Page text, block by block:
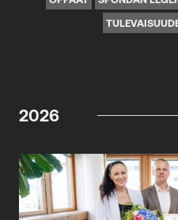
2026